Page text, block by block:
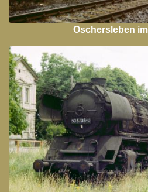
Oschersleben